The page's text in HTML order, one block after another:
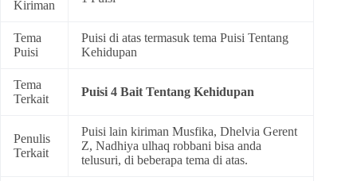
Kiriman
Tema
Puisi
Puisi di atas termasuk tema Puisi Tentang
Kehidupan
Tema
Terkait
Puisi 4 Bait Tentang Kehidupan
Penulis
Terkait
Puisi lain kiriman Musfika, Dhelvia Gerent
Z, Nadhiya ulhaq robbani bisa anda
telusuri, di beberapa tema di atas.